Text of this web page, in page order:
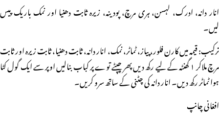
انار دانہ، ادرک، لہسن، ہری مرچ، پودینہ، زیرہ ثابت دھنیا اور نمک باریک پیس
لیں۔
ترکیب: قیمہ میں کارن فلور، پیاز، ٹماٹر، نمک، انار دانہ، ثابت دھنیا، ثابت زیرہ اور ثابت
مرچ ملاکر ۱ گھنٹہ کے لیے رکھ دیں پھر چپٹے توے پر کباب بنالیں اوپر سے ایک گول کٹا
ہوا ٹماٹر رکھ دیں۔ انار دانہ کی چٹنی کے ساتھ سرو کریں۔
افغانی چانپ